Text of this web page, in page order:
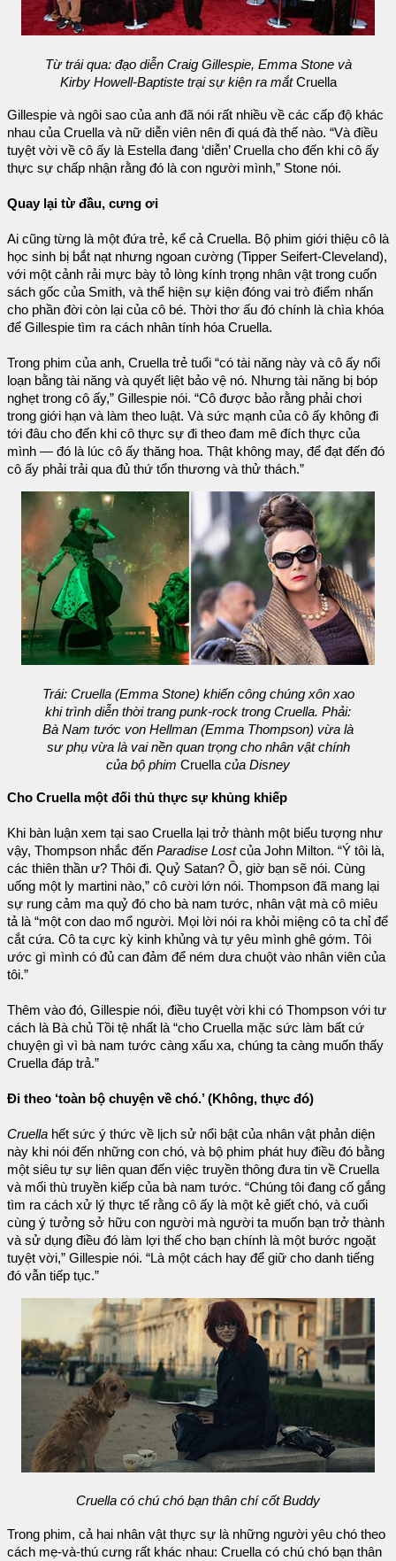
Từ trái qua: đạo diễn Craig Gillespie, Emma Stone và
Kirby Howell-Baptiste trại sự kiện ra mắtCruella
Gillespie và ngôi sao của anh đã nói rất nhiều về các cấp độ khác
nhau của Cruella và nữ diễn viên nên đi quá đà thế nào. “Và điều
tuyệt vời về cô ấy là Estella đang ‘diễn’ Cruella cho đến khi cô ấy
thực sự chấp nhận rằng đó là con người mình,” Stone nói.
Quay lại từ đầu, cưng ơi
Ai cũng từng là một đứa trẻ, kể cả Cruella. Bộ phim giới thiệu cô là
học sinh bị bắt nạt nhưng ngoan cường (Tipper Seifert-Cleveland),
với một cảnh rải mực bày tỏ lòng kính trọng nhân vật trong cuốn
sách gốc của Smith, và thể hiện sự kiện đóng vai trò điểm nhấn
cho phần đời còn lại của cô bé. Thời thơ ấu đó chính là chìa khóa
để Gillespie tìm ra cách nhân tính hóa Cruella.
Trong phim của anh, Cruella trẻ tuổi “có tài năng này và cô ấy nổi
loạn bằng tài năng và quyết liệt bảo vệ nó. Nhưng tài năng bị bóp
nghẹt trong cô ấy,” Gillespie nói. “Cô được bảo rằng phải chơi
trong giới hạn và làm theo luật. Và sức mạnh của cô ấy không đi
tới đâu cho đến khi cô thực sự đi theo đam mê đích thực của
mình — đó là lúc cô ấy thăng hoa. Thật không may, để đạt đến đó
cô ấy phải trải qua đủ thứ tổn thương và thử thách.”
Trái: Cruella (Emma Stone) khiến công chúng xôn xao
khi trình diễn thời trang punk-rock trong Cruella. Phải:
Bà Nam tước von Hellman (Emma Thompson) vừa là
sư phụ vừa là vai nền quan trọng cho nhân vật chính
của bộ phim Cruella của Disney
Cho Cruella một đối thủ thực sự khủng khiếp
Khi bàn luận xem tại sao Cruella lại trở thành một biểu tượng như
vậy, Thompson nhắc đến Paradise Lostcủa John Milton. “Ý tôi là,
các thiên thần ư? Thôi đi. Quỷ Satan? Ồ, giờ bạn sẽ nói. Cùng
uống một ly martini nào,” cô cười lớn nói. Thompson đã mang lại
sự rung cảm ma quỷ đó cho bà nam tước, nhân vật mà cô miêu
tả là “một con dao mổ người. Mọi lời nói ra khỏi miệng cô ta chỉ để
cắt cứa. Cô ta cực kỳ kinh khủng và tự yêu mình ghê gớm. Tôi
ước gì mình có đủ can đảm để ném dưa chuột vào nhân viên của
tôi.”
Thêm vào đó, Gillespie nói, điều tuyệt vời khi có Thompson với tư
cách là Bà chủ Tồi tệ nhất là “cho Cruella mặc sức làm bất cứ
chuyện gì vì bà nam tước càng xấu xa, chúng ta càng muốn thấy
Cruella đáp trả.”
Đi theo ‘toàn bộ chuyện về chó.’ (Không, thực đó)
Cruella hết sức ý thức về lịch sử nổi bật của nhân vật phản diện
này khi nói đến những con chó, và bộ phim phát huy điều đó bằng
một siêu tự sự liên quan đến việc truyền thông đưa tin về Cruella
và mối thù truyền kiếp của bà nam tước. “Chúng tôi đang cố gắng
tìm ra cách xử lý thực tế rằng cô ấy là một kẻ giết chó, và cuối
cùng ý tưởng sở hữu con người mà người ta muốn bạn trở thành
và sử dụng điều đó làm lợi thế cho bạn chính là một bước ngoặt
tuyệt vời,” Gillespie nói. “Là một cách hay để giữ cho danh tiếng
đó vẫn tiếp tục.”
Cruella có chú chó bạn thân chí cốt Buddy
Trong phim, cả hai nhân vật thực sự là những người yêu chó theo
cách mẹ-và-thú cưng rất khác nhau: Cruella có chú chó bạn thân